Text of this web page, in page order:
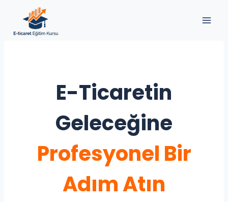
content
E-Ticaretin
Geleceğine
Profesyonel Bir
Adım Atın